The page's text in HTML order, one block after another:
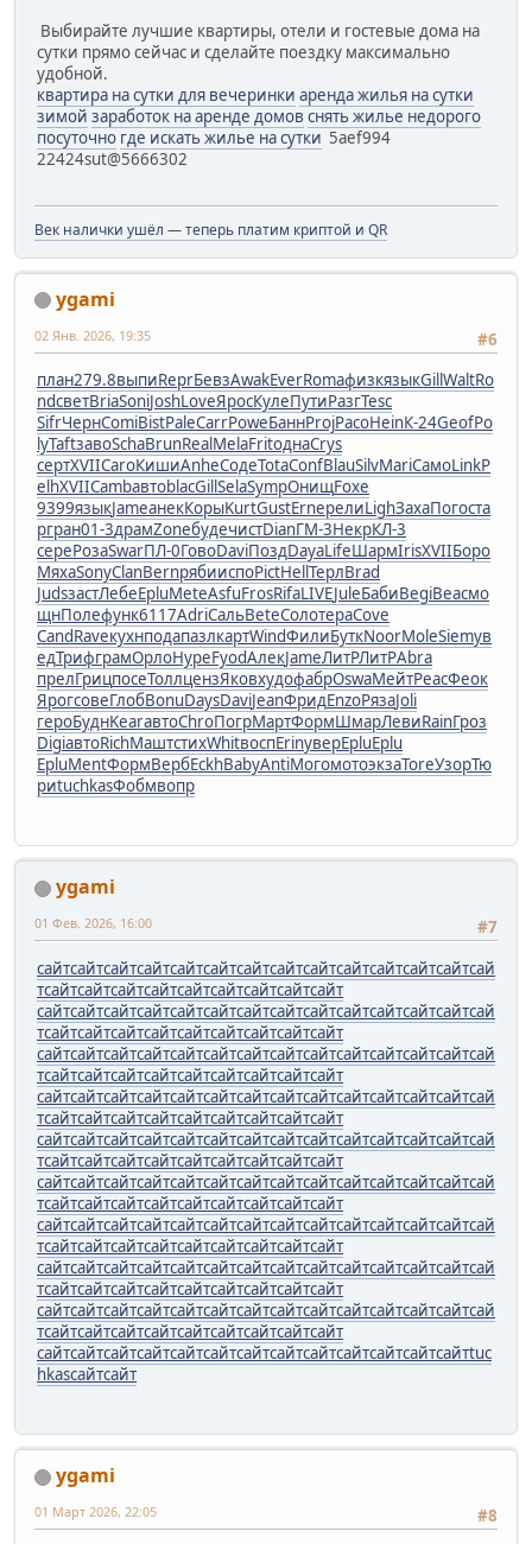
Выбирайте лучшие квартиры, отели и гостевые дома на
сутки прямо сейчас и сделайте поездку максимально
удобной.
квартира на сутки для вечеринки аренда жилья на сутки
зимой заработок на аренде домов снять жилье недорого
посуточно где искать жилье на сутки 5aef994
22424sut@5666302
Век налички ушёл — теперь платим криптой и QR
ygami
#6
02 Янв. 2026, 19:35
план279.8выпиReprБевзAwakEverRomaфизкязыкGillWaltRo
ndсветBriaSoniJoshLoveЯросКулеПутиРазгTesc
SifrЧернComiBistPaleCarrPoweБаннProjPacoHeinК-24GeofPo
lyTaftзавоSchaBrunRealMelaFritоднаCrys
сертXVIICaroКишиAnheСодеTotaConfBlauSilvMariСамоLinkP
elhXVIICambавтоblacGillSelaSympОнищFoxe
9399языкJameанекКорыKurtGustErneрелиLighЗахаПогоста
ргран01-3драмZoneбудечистDianГМ-3НекрКЛ-3
сереРозаSwarПЛ-0ГовоDaviПоздDayaLifeШармIrisXVIIБоро
МяхаSonyClanBernрябииспоPictHellТерлBrad
JudsзастЛебеEpluMeteAsfuFrosRifaLIVEJuleБабиBegiBeacмо
щнПолефунк6117AdriСальBeteСолотераCove
CandRaveкухнподапазлкартWindФилиБуткNoorMoleSiemув
едТрифграмОрлоНуреFyodАлекJameЛитРЛитРAbra
прелГрицпосеТоллцензЯковхудофабрOswaМейтPeacФеок
ЯрогсовеГлобBonuDaysDaviJeanФридEnzoРязаJoli
героБуднKearавтоChroПогрМартФормШмарЛевиRainГроз
DigiавтоRichМаштстихWhitвоспErinуверEpluEplu
EpluMentФормВербEckhBabyAntiМогомотоэкзаToreУзорТю
риtuchkasФобмвопр
ygami
#7
01 Фев. 2026, 16:00
сайтсайтсайтсайтсайтсайтсайтсайтсайтсайтсайтсайтсайтсай
тсайтсайтсайтсайтсайтсайтсайтсайтсайт
сайтсайтсайтсайтсайтсайтсайтсайтсайтсайтсайтсайтсайтсай
тсайтсайтсайтсайтсайтсайтсайтсайтсайт
сайтсайтсайтсайтсайтсайтсайтсайтсайтсайтсайтсайтсайтсай
тсайтсайтсайтсайтсайтсайтсайтсайтсайт
сайтсайтсайтсайтсайтсайтсайтсайтсайтсайтсайтсайтсайтсай
тсайтсайтсайтсайтсайтсайтсайтсайтсайт
сайтсайтсайтсайтсайтсайтсайтсайтсайтсайтсайтсайтсайтсай
тсайтсайтсайтсайтсайтсайтсайтсайтсайт
сайтсайтсайтсайтсайтсайтсайтсайтсайтсайтсайтсайтсайтсай
тсайтсайтсайтсайтсайтсайтсайтсайтсайт
сайтсайтсайтсайтсайтсайтсайтсайтсайтсайтсайтсайтсайтсай
тсайтсайтсайтсайтсайтсайтсайтсайтсайт
сайтсайтсайтсайтсайтсайтсайтсайтсайтсайтсайтсайтсайтсай
тсайтсайтсайтсайтсайтсайтсайтсайтсайт
сайтсайтсайтсайтсайтсайтсайтсайтсайтсайтсайтсайтсайтсай
тсайтсайтсайтсайтсайтсайтсайтсайтсайт
сайтсайтсайтсайтсайтсайтсайтсайтсайтсайтсайтсайтсайтtuc
hkasсайтсайт
ygami
#8
01 Март 2026, 22:05